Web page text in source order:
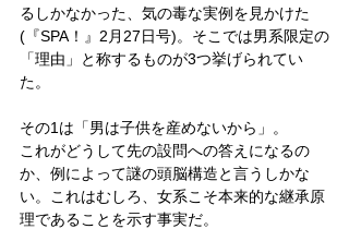
るしかなかった、気の毒な実例を見かけた
(『SPA！』2月27日号)。そこでは男系限定の
「理由」と称するものが3つ挙げられてい
た。
その1は「男は子供を産めないから」。
これがどうして先の設問への答えになるの
か、例によって謎の頭脳構造と言うしかな
い。これはむしろ、女系こそ本来的な継承原
理であることを示す事実だ。